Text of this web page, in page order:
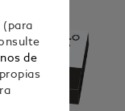
(para
de